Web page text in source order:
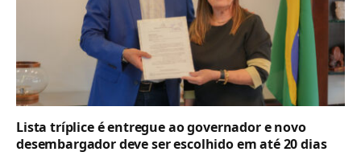
Lista tríplice é entregue ao governador e novo
desembargador deve ser escolhido em até 20 dias